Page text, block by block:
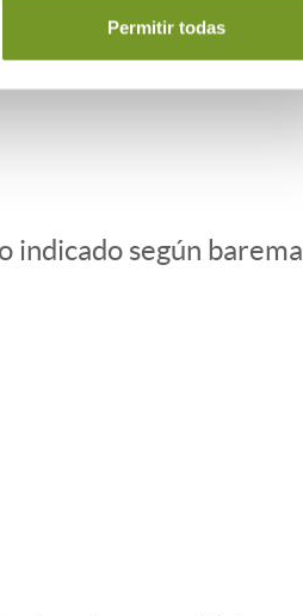
Permitir todas
indicado según